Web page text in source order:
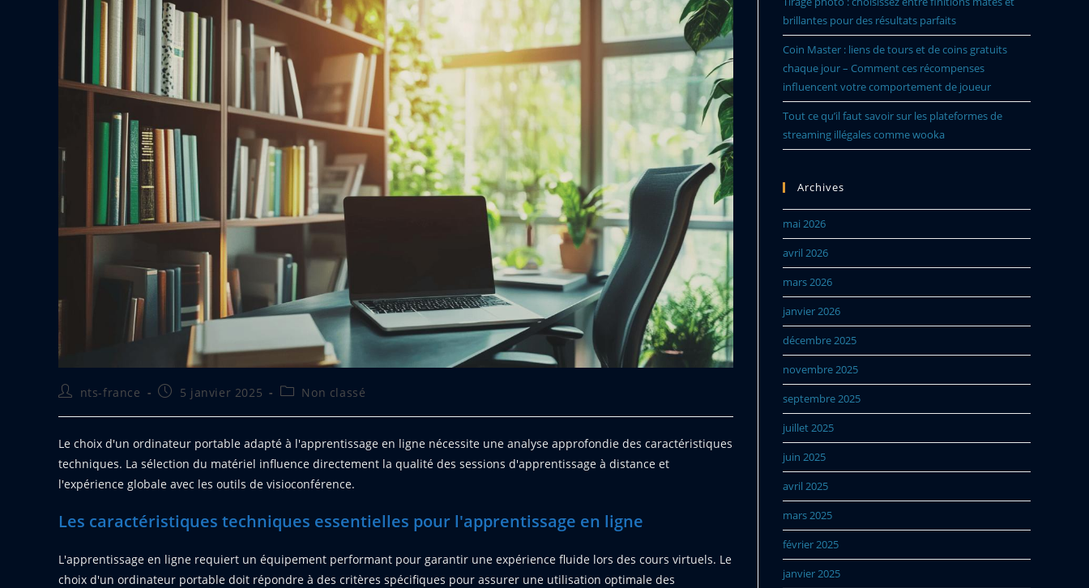
Auteur/autrice
la
publication :
nts-france
Publication
5 janvier 2025
PostNon classé
Le choix d'un ordinateur portable adapté à l'apprentissage en ligne nécessite une analyse approfondie des caractéristiques
techniques. La sélection du matériel influence directement la qualité des sessions d'apprentissage à distance et
l'expérience globale avec les outils de visioconférence.
Les caractéristiques techniques essentielles pour l'apprentissage en ligne
L'apprentissage en ligne requiert un équipement performant pour garantir une expérience fluide lors des cours virtuels. Le
choix d'un ordinateur portable doit répondre à des critères spécifiques pour assurer une utilisation optimale des
brillantes pour des résultats parfaits
Coin Master : liens de tours et de coins gratuits
chaque jour – Comment ces récompenses
influencent votre comportement de joueur
Tout ce qu’il faut savoir sur les plateformes de
streaming illégales comme wooka
Archives
mai 2026
avril 2026
mars 2026
janvier 2026
décembre 2025
novembre 2025
septembre 2025
juillet 2025
juin 2025
avril 2025
mars 2025
février 2025
janvier 2025